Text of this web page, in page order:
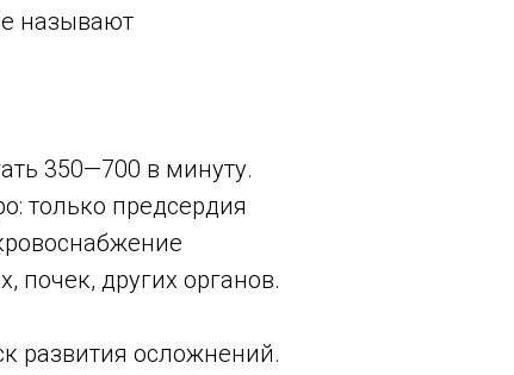
называют
350—700 в минуту.
только предсердия
почек, других органов.
развития осложнений.